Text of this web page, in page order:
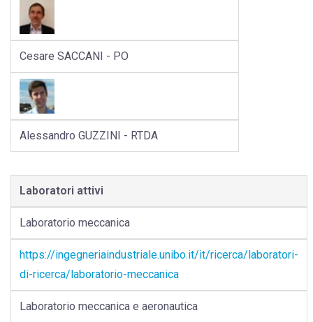
Cesare SACCANI - PO
Alessandro GUZZINI - RTDA
Laboratori attivi
Laboratorio meccanica
https://ingegneriaindustriale.unibo.it/it/ricerca/laboratori-
di-ricerca/laboratorio-meccanica
Laboratorio meccanica e aeronautica